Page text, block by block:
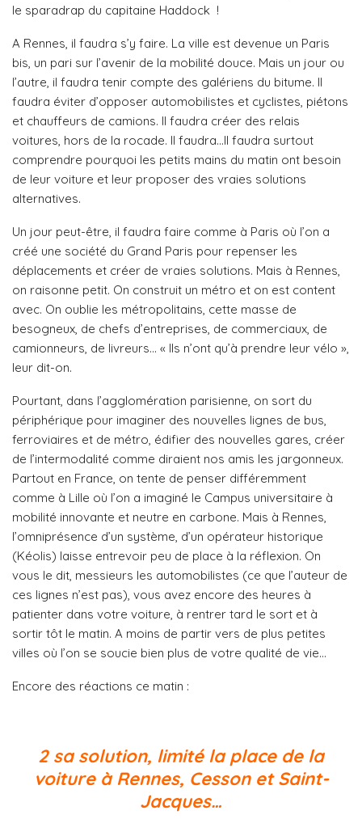
le sparadrap du capitaine Haddock !
A Rennes, il faudra s’y faire. La ville est devenue un Paris
bis, un pari sur l’avenir de la mobilité douce. Mais un jour ou
l’autre, il faudra tenir compte des galériens du bitume. Il
faudra éviter d’opposer automobilistes et cyclistes, piétons
et chauffeurs de camions. Il faudra créer des relais
voitures, hors de la rocade. Il faudra…Il faudra surtout
comprendre pourquoi les petits mains du matin ont besoin
de leur voiture et leur proposer des vraies solutions
alternatives.
Un jour peut-être, il faudra faire comme à Paris où l’on a
créé une société du Grand Paris pour repenser les
déplacements et créer de vraies solutions. Mais à Rennes,
on raisonne petit. On construit un métro et on est content
avec. On oublie les métropolitains, cette masse de
besogneux, de chefs d’entreprises, de commerciaux, de
camionneurs, de livreurs… « Ils n’ont qu’à prendre leur vélo »,
leur dit-on.
Pourtant, dans l’agglomération parisienne, on sort du
périphérique pour imaginer des nouvelles lignes de bus,
ferroviaires et de métro, édifier des nouvelles gares, créer
de l’intermodalité comme diraient nos amis les jargonneux.
Partout en France, on tente de penser différemment
comme à Lille où l’on a imaginé le Campus universitaire à
mobilité innovante et neutre en carbone. Mais à Rennes,
l’omniprésence d’un système, d’un opérateur historique
(Kéolis) laisse entrevoir peu de place à la réflexion. On
vous le dit, messieurs les automobilistes (ce que l’auteur de
ces lignes n’est pas), vous avez encore des heures à
patienter dans votre voiture, à rentrer tard le sort et à
sortir tôt le matin. A moins de partir vers de plus petites
villes où l’on se soucie bien plus de votre qualité de vie…
Encore des réactions ce matin :
2 sa solution, limité la place de la
voiture à Rennes, Cesson et Saint-
Jacques…